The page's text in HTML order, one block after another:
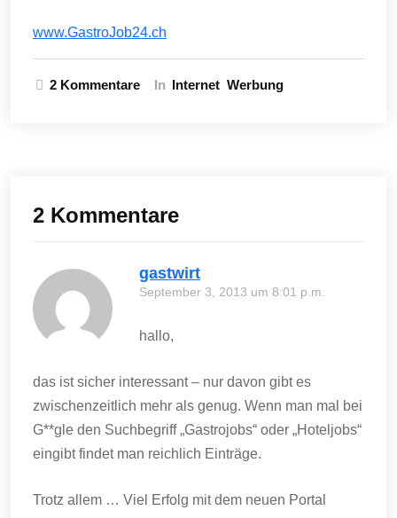
www.GastroJob24.ch
2 Kommentarezu
Hotellerie
In Internet Werbung
2 Kommentare
gastwirt
September 3, 2013 um 8:01 p.m.
hallo,
das ist sicher interessant – nur davon gibt es
zwischenzeitlich mehr als genug. Wenn man mal bei
G**gle den Suchbegriff „Gastrojobs“ oder „Hoteljobs“
eingibt findet man reichlich Einträge.
Trotz allem … Viel Erfolg mit dem neuen Portal